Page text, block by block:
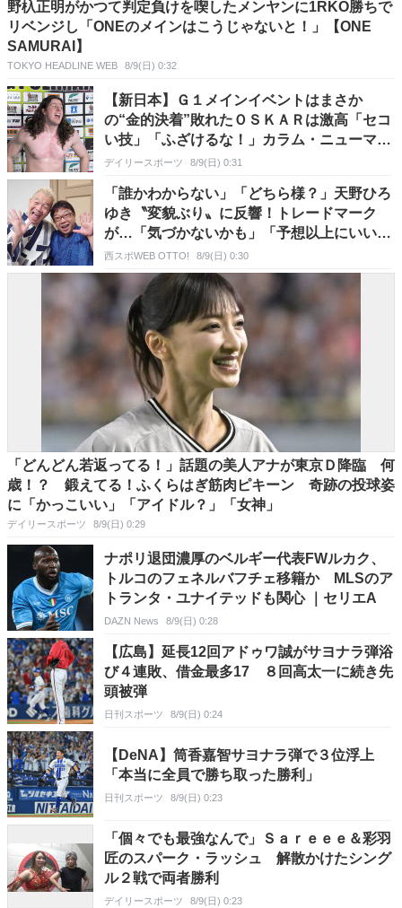
野杁正明がかつて判定負けを喫したメンヤンに1RKO勝ちで
リベンジし「ONEのメインはこうじゃないと！」【ONE
SAMURAI】
TOKYO HEADLINE WEB 8/9(日) 0:32
【新日本】Ｇ１メインイベントはまさか
の“金的決着”敗れたＯＳＫＡＲは激高「セコ
い技」「ふざけるな！」カラム・ニューマン
は首位タイの勝ち点１０
デイリースポーツ 8/9(日) 0:31
「誰かわからない」「どちら様？」天野ひろ
ゆき〝変貌ぶり〟に反響！トレードマーク
が…「気づかないかも」「予想以上にいい顔
してた！」「気配が…」の声
西スポWEB OTTO! 8/9(日) 0:30
「どんどん若返ってる！」話題の美人アナが東京Ｄ降臨 何
歳！？ 鍛えてる！ふくらはぎ筋肉ピキーン 奇跡の投球姿
に「かっこいい」「アイドル？」「女神」
デイリースポーツ 8/9(日) 0:29
ナポリ退団濃厚のベルギー代表FWルカク、
トルコのフェネルバフチェ移籍か MLSのア
トランタ・ユナイテッドも関心 ｜セリエA
DAZN News 8/9(日) 0:28
【広島】延長12回アドゥワ誠がサヨナラ弾浴
び４連敗、借金最多17 ８回高太一に続き先
頭被弾
日刊スポーツ 8/9(日) 0:24
【DeNA】筒香嘉智サヨナラ弾で３位浮上
「本当に全員で勝ち取った勝利」
日刊スポーツ 8/9(日) 0:23
「個々でも最強なんで」Ｓａｒｅｅｅ＆彩羽
匠のスパーク・ラッシュ 解散かけたシング
ル２戦で両者勝利
デイリースポーツ 8/9(日) 0:23